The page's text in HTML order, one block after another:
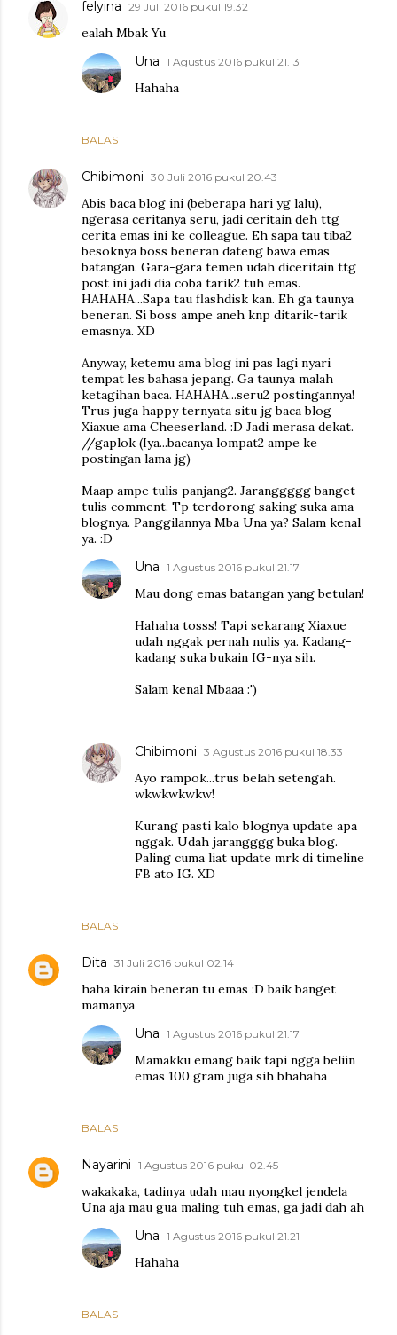
felyina 29 Juli 2016 pukul 19.32
ealah Mbak Yu
BALAS
Una 1 Agustus 2016 pukul 21.13
Hahaha
Chibimoni 30 Juli 2016 pukul 20.43
Abis baca blog ini (beberapa hari yg lalu),
ngerasa ceritanya seru, jadi ceritain deh ttg
cerita emas ini ke colleague. Eh sapa tau tiba2
besoknya boss beneran dateng bawa emas
batangan. Gara-gara temen udah diceritain ttg
post ini jadi dia coba tarik2 tuh emas.
HAHAHA...Sapa tau flashdisk kan. Eh ga taunya
beneran. Si boss ampe aneh knp ditarik-tarik
emasnya. XD
Anyway, ketemu ama blog ini pas lagi nyari
tempat les bahasa jepang. Ga taunya malah
ketagihan baca. HAHAHA...seru2 postingannya!
Trus juga happy ternyata situ jg baca blog
Xiaxue ama Cheeserland. :D Jadi merasa dekat.
//gaplok (Iya...bacanya lompat2 ampe ke
postingan lama jg)
Maap ampe tulis panjang2. Jaranggggg banget
tulis comment. Tp terdorong saking suka ama
blognya. Panggilannya Mba Una ya? Salam kenal
ya. :D
BALAS
Una 1 Agustus 2016 pukul 21.17
Mau dong emas batangan yang betulan!
Hahaha tosss! Tapi sekarang Xiaxue
udah nggak pernah nulis ya. Kadang-
kadang suka bukain IG-nya sih.
Salam kenal Mbaaa :')
Chibimoni 3 Agustus 2016 pukul 18.33
Ayo rampok...trus belah setengah.
wkwkwkwkw!
Kurang pasti kalo blognya update apa
nggak. Udah jarangggg buka blog.
Paling cuma liat update mrk di timeline
FB ato IG. XD
Dita 31 Juli 2016 pukul 02.14
haha kirain beneran tu emas :D baik banget
mamanya
BALAS
Una 1 Agustus 2016 pukul 21.17
Mamakku emang baik tapi ngga beliin
emas 100 gram juga sih bhahaha
Nayarini 1 Agustus 2016 pukul 02.45
wakakaka, tadinya udah mau nyongkel jendela
Una aja mau gua maling tuh emas, ga jadi dah ah
BALAS
Una 1 Agustus 2016 pukul 21.21
Hahaha